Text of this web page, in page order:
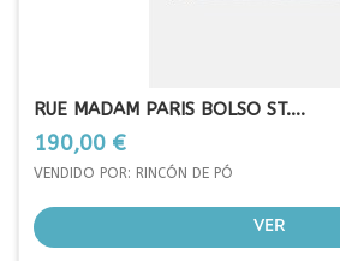
RUE MADAM PARIS BOLSO ST....
Prezo
190,00 €
VENDIDO POR: RINCÓN DE PÓ
VER